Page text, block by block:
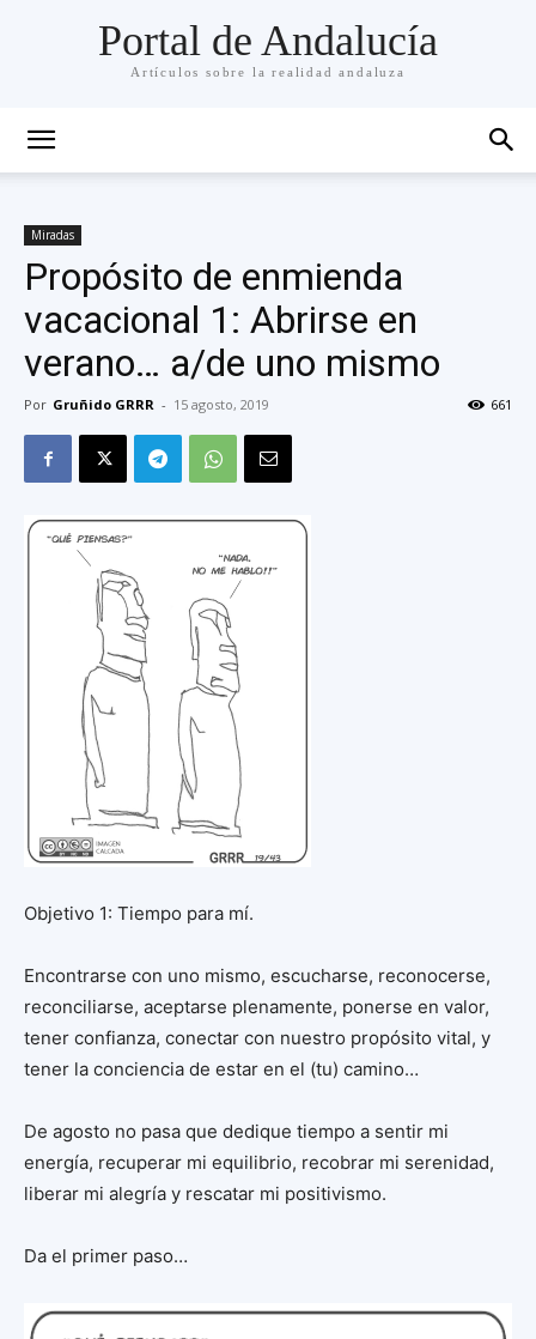
Portal de Andalucía
Artículos sobre la realidad andaluza
Miradas
Propósito de enmienda
vacacional 1: Abrirse en
verano… a/de uno mismo
Por Gruñido GRRR - 15 agosto, 2019 661
Objetivo 1: Tiempo para mí.
Encontrarse con uno mismo, escucharse, reconocerse,
reconciliarse, aceptarse plenamente, ponerse en valor,
tener confianza, conectar con nuestro propósito vital, y
tener la conciencia de estar en el (tu) camino…
De agosto no pasa que dedique tiempo a sentir mi
energía, recuperar mi equilibrio, recobrar mi serenidad,
liberar mi alegría y rescatar mi positivismo.
Da el primer paso…